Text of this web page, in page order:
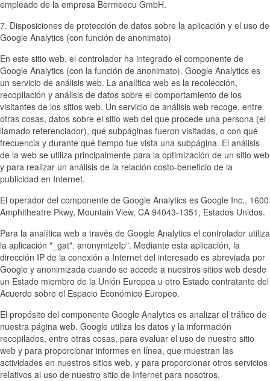
empleado de la empresa Bermeecu GmbH.
7. Disposiciones de protección de datos sobre la aplicación y el uso de
Google Analytics (con función de anonimato)
En este sitio web, el controlador ha integrado el componente de
Google Analytics (con la función de anonimato). Google Analytics es
un servicio de análisis web. La analítica web es la recolección,
recopilación y análisis de datos sobre el comportamiento de los
visitantes de los sitios web. Un servicio de análisis web recoge, entre
otras cosas, datos sobre el sitio web del que procede una persona (el
llamado referenciador), qué subpáginas fueron visitadas, o con qué
frecuencia y durante qué tiempo fue vista una subpágina. El análisis
de la web se utiliza principalmente para la optimización de un sitio web
y para realizar un análisis de la relación costo-beneficio de la
publicidad en Internet.
El operador del componente de Google Analytics es Google Inc., 1600
Amphitheatre Pkwy, Mountain View, CA 94043-1351, Estados Unidos.
Para la analítica web a través de Google Analytics el controlador utiliza
la aplicación "_gat". anonymizeIp". Mediante esta aplicación, la
dirección IP de la conexión a Internet del interesado es abreviada por
Google y anonimizada cuando se accede a nuestros sitios web desde
un Estado miembro de la Unión Europea u otro Estado contratante del
Acuerdo sobre el Espacio Económico Europeo.
El propósito del componente Google Analytics es analizar el tráfico de
nuestra página web. Google utiliza los datos y la información
recopilados, entre otras cosas, para evaluar el uso de nuestro sitio
web y para proporcionar informes en línea, que muestran las
actividades en nuestros sitios web, y para proporcionar otros servicios
relativos al uso de nuestro sitio de Internet para nosotros.